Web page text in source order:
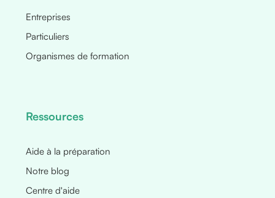
Entreprises
Particuliers
Organismes de formation
Ressources
Aide à la préparation
Notre blog
Centre d'aide